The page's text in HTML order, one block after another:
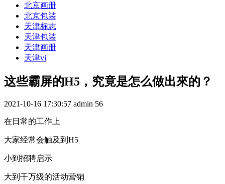
北京画册
北京包装
天津标志
天津包装
天津画册
天津vi
这些霸屏的H5，究竟是怎么做出來的？
2021-10-16 17:30:57 admin 56
在日常的工作上
大家经常会触及到H5
小到招聘启示
大到千万级的活动营销